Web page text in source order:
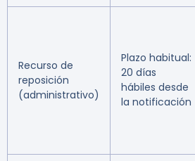
Recurso de
reposición
(administrativo)
Plazo habitual:
20 días
hábiles desde
la notificación